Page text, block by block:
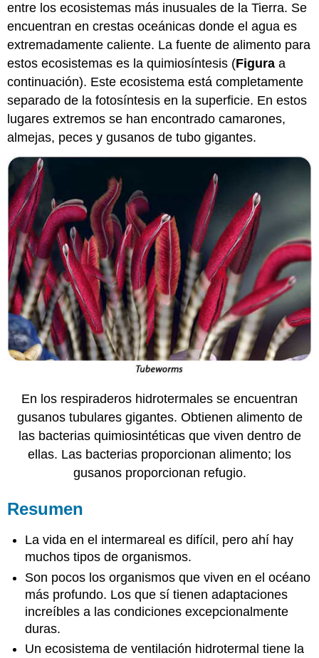
entre los ecosistemas más inusuales de la Tierra. Se
encuentran en crestas oceánicas donde el agua es
extremadamente caliente. La fuente de alimento para
estos ecosistemas es la quimiosíntesis (Figura a
continuación). Este ecosistema está completamente
separado de la fotosíntesis en la superficie. En estos
lugares extremos se han encontrado camarones,
almejas, peces y gusanos de tubo gigantes.
En los respiraderos hidrotermales se encuentran
gusanos tubulares gigantes. Obtienen alimento de
las bacterias quimiosintéticas que viven dentro de
ellas. Las bacterias proporcionan alimento; los
gusanos proporcionan refugio.
Resumen
La vida en el intermareal es difícil, pero ahí hay
muchos tipos de organismos.
Son pocos los organismos que viven en el océano
más profundo. Los que sí tienen adaptaciones
increíbles a las condiciones excepcionalmente
duras.
Un ecosistema de ventilación hidrotermal tiene la